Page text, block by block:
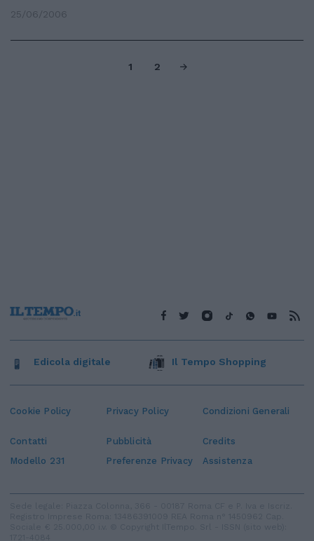
25/06/2006
1 2
Cookie Policy Privacy Policy Condizioni Generali
Contatti Pubblicità
Credits
Modello 231
Preferenze Privacy Assistenza
Edicola digitale Il Tempo Shopping